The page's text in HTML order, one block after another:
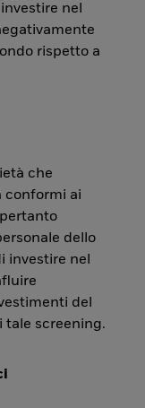
nel
rispetto a
che
conformi ai
dello
investire nel
del
tale screening.